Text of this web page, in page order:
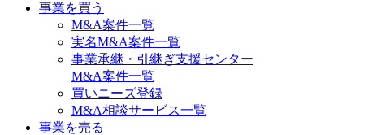
事業を買う
M&A案件一覧
実名M&A案件一覧
事業承継・引継ぎ支援センター
M&A案件一覧
買いニーズ登録
M&A相談サービス一覧
事業を売る